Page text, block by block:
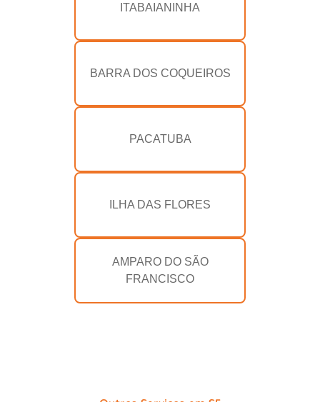
ITABAIANINHA
BARRA DOS COQUEIROS
PACATUBA
ILHA DAS FLORES
AMPARO DO SÃO
FRANCISCO